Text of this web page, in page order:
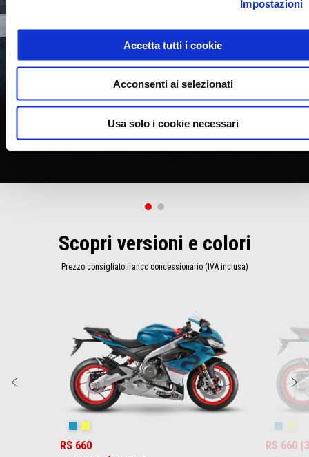
Impostazioni
Accetta tutti i cookie
Acconsenti ai selezionati
Usa solo i cookie necessari
Scopri versioni e colori
Prezzo consigliato franco concessionario (IVA inclusa)
Precedente
RS 660 RS 660